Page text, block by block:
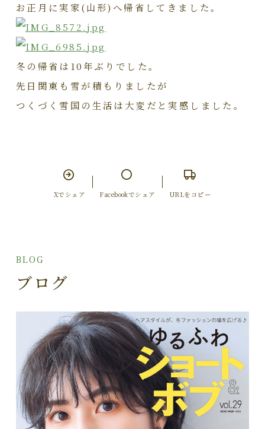
お正月に実家(山形)へ帰省してきました。
冬の帰省は10年ぶりでした。
先日関東も雪が積もりましたが
つくづく雪国の生活は大変だと実感しました。
Xでシェア Facebookでシェア URLをコピー
BLOG
ブログ